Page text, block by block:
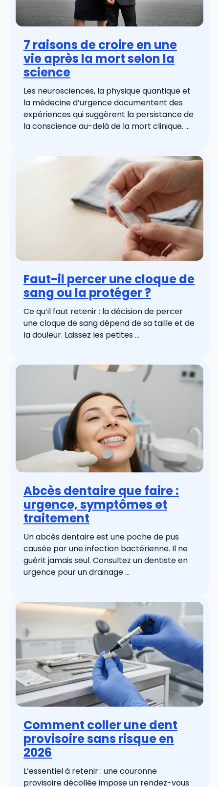
7 raisons de croire en une
vie après la mort selon la
science
Les neurosciences, la physique quantique et
la médecine d’urgence documentent des
expériences qui suggèrent la persistance de
la conscience au-delà de la mort clinique. ...
Faut-il percer une cloque de
sang ou la protéger ?
Ce qu’il faut retenir : la décision de percer
une cloque de sang dépend de sa taille et de
la douleur. Laissez les petites ...
Abcès dentaire que faire :
urgence, symptômes et
traitement
Un abcès dentaire est une poche de pus
causée par une infection bactérienne. Il ne
guérit jamais seul. Consultez un dentiste en
urgence pour un drainage ...
Comment coller une dent
provisoire sans risque en
2026
L’essentiel à retenir : une couronne
provisoire décollée impose un rendez-vous